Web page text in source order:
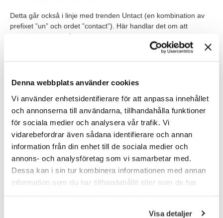
Denna webbplats använder cookies
Vi använder enhetsidentifierare för att anpassa innehållet
och annonserna till användarna, tillhandahålla funktioner
för sociala medier och analysera vår trafik. Vi
vidarebefordrar även sådana identifierare och annan
information från din enhet till de sociala medier och
annons- och analysföretag som vi samarbetar med.
Dessa kan i sin tur kombinera informationen med annan
information som du har tillhandahållit eller som de har
Visa detaljer
Detta går också i linje med trenden Untact (en kombination av
prefixet ”un” och ordet ”contact”). Här handlar det om att
människor vill ha så lite kontakt om möjligt – eller snarare – de
vill välja om de ska träffas personligen eller virtuellt. Trenden
rekryterare eller en avatar i metaverse, så ska det vara möjligt.